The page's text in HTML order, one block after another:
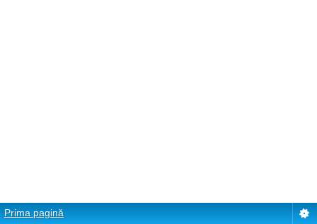
Prima pagină